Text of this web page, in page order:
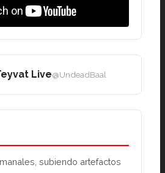
Live@UndeadBaal
subiendo artefactos